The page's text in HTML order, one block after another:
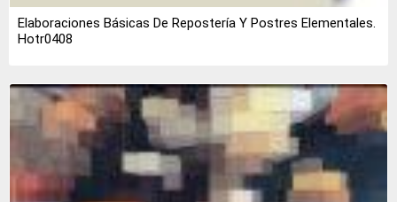
Elaboraciones Básicas De Repostería Y Postres Elementales.
Hotr0408